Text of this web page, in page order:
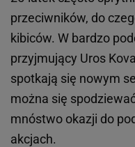
przeciwników, do
kibiców. W bardzo
przyjmujący Uros
spotkają się nowym
można się
mnóstwo okazji do
akcjach.